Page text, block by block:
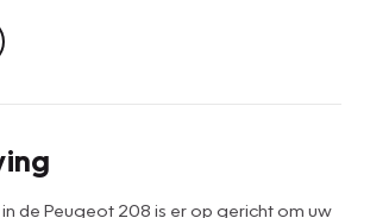
de Peugeot 208 is er op gericht om uw